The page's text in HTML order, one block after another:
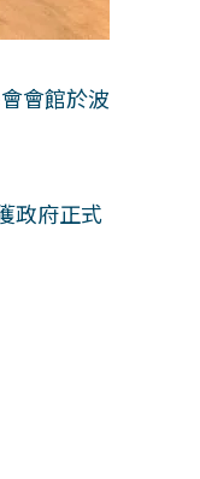
會館於波
政府正式